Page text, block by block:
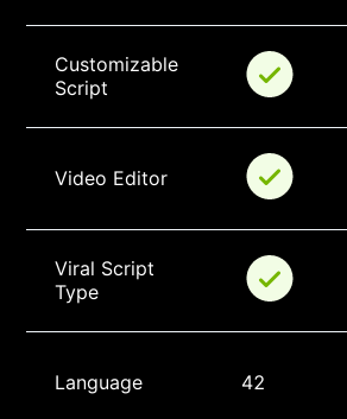
Customizable
Script
Video Editor
Viral Script
Type
Language 42